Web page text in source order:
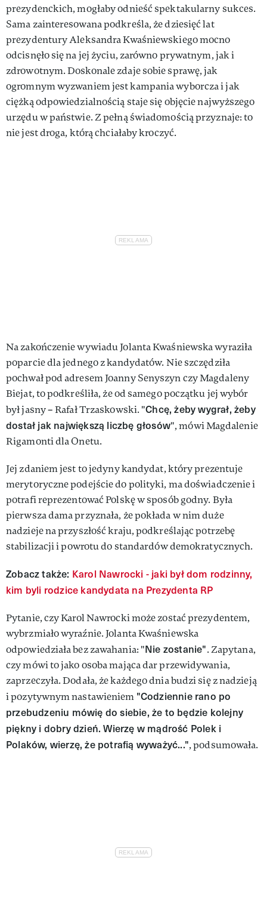
prezydenckich, mogłaby odnieść spektakularny sukces.
Sama zainteresowana podkreśla, że dziesięć lat
prezydentury Aleksandra Kwaśniewskiego mocno
odcisnęło się na jej życiu, zarówno prywatnym, jak i
zdrowotnym. Doskonale zdaje sobie sprawę, jak
ogromnym wyzwaniem jest kampania wyborcza i jak
ciężką odpowiedzialnością staje się objęcie najwyższego
urzędu w państwie. Z pełną świadomością przyznaje: to
nie jest droga, którą chciałaby kroczyć.
Na zakończenie wywiadu Jolanta Kwaśniewska wyraziła
poparcie dla jednego z kandydatów. Nie szczędziła
pochwał pod adresem Joanny Senyszyn czy Magdaleny
Biejat, to podkreśliła, że od samego początku jej wybór
był jasny – Rafał Trzaskowski. "Chcę, żeby wygrał, żeby
dostał jak największą liczbę głosów", mówi Magdalenie
Rigamonti dla Onetu.
Jej zdaniem jest to jedyny kandydat, który prezentuje
merytoryczne podejście do polityki, ma doświadczenie i
potrafi reprezentować Polskę w sposób godny. Była
pierwsza dama przyznała, że pokłada w nim duże
nadzieje na przyszłość kraju, podkreślając potrzebę
stabilizacji i powrotu do standardów demokratycznych.
Zobacz także: Karol Nawrocki - jaki był dom rodzinny,
kim byli rodzice kandydata na Prezydenta RP
Pytanie, czy Karol Nawrocki może zostać prezydentem,
wybrzmiało wyraźnie. Jolanta Kwaśniewska
odpowiedziała bez zawahania: "Nie zostanie". Zapytana,
czy mówi to jako osoba mająca dar przewidywania,
zaprzeczyła. Dodała, że każdego dnia budzi się z nadzieją
i pozytywnym nastawieniem "Codziennie rano po
przebudzeniu mówię do siebie, że to będzie kolejny
piękny i dobry dzień. Wierzę w mądrość Polek i
Polaków, wierzę, że potrafią wyważyć...", podsumowała.